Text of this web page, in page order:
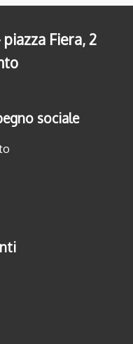
Fiera, 2
sociale